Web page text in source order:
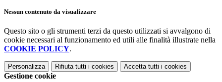
Nessun contenuto da visualizzare
Questo sito o gli strumenti terzi da questo utilizzati si avvalgono di
cookie necessari al funzionamento ed utili alle finalità illustrate nella
COOKIE POLICY.
Personalizza Rifiuta tutti i cookies Accetta tutti i cookies
Gestione cookie